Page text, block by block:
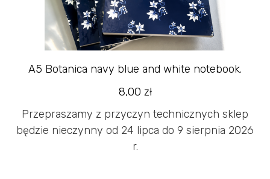
A5 Botanica navy blue and white notebook.
8,00 zł
Przepraszamy z przyczyn technicznych sklep
będzie nieczynny od 24 lipca do 9 sierpnia 2026
r.